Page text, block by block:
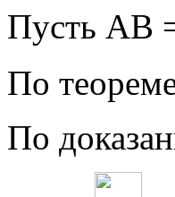
Пусть АВ
По
По